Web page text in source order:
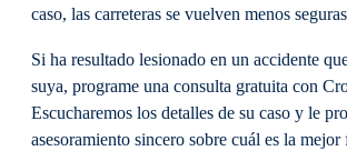
caso, las carreteras se vuelven menos
Si ha resultado lesionado en un accidente
suya, programe una consulta gratuita con
Escucharemos los detalles de su caso y le
asesoramiento sincero sobre cuál es la mejor